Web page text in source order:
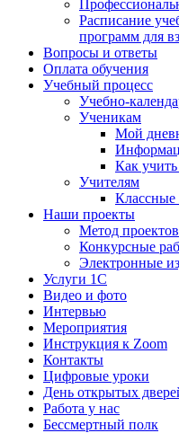
Расписание
программ для
Вопросы и ответы
Оплата обучения
Учебный процесс
Учебно-
Ученикам
Мой
Как учить
Учителям
Наши проекты
Метод проектов
Конкурсные
Электронные
Услуги 1C
Видео и фото
Интервью
Мероприятия
Инструкция к Zoom
Контакты
Цифровые уроки
День открытых
Работа у нас
Бессмертный полк